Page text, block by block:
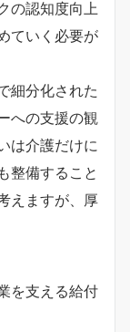
の認知度向上
ていく必要が
細分化された
への支援の観
は介護だけに
整備すること
えますが、厚
を支える給付